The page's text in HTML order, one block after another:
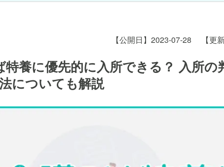
【公開日】2023-07-28 【更
養に優先的に入所できる？ 入所の
についても解説